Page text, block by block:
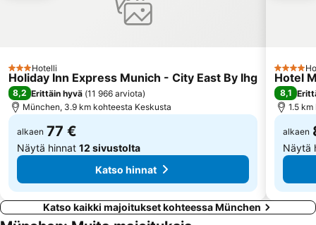
Vanha raatihuone
U-Bahn
Residenz
Trudering-Riem
Riem Arcaden
3 Tähtiluokitus
Hotelli
Holiday Inn Express Munich - City East By Ihg
8,2 Erittäin hyvä (11 966 arviota)
München, 3.9 km kohteesta Keskusta
alkaen 77 €
Näytä hinnat 12 sivustolta
Katso hinnat
4
Hotel
8,1
1.5
alkaen
Näytä
Katso kaikki majoitukset kohteessa München